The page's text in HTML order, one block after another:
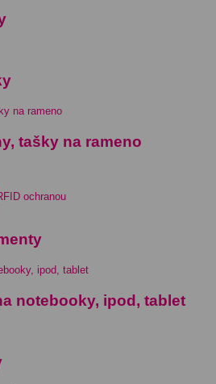
tašky na rameno
ochranou
notebooky, ipod, tablet